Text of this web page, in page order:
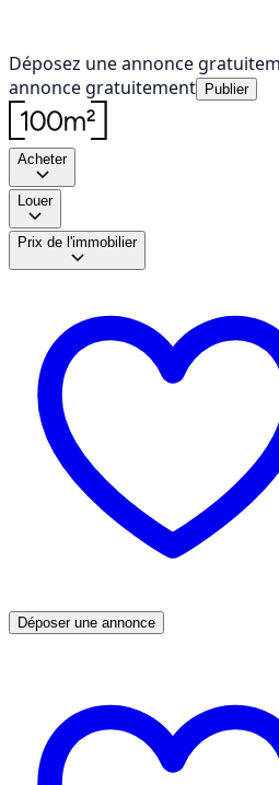
Déposez une annonce
annonce gratuitement
Publier
Acheter
Louer
Prix de l'immobilier
Déposer une annonce